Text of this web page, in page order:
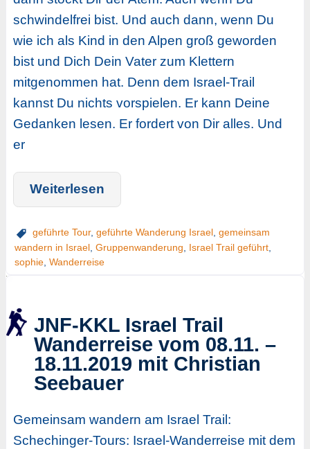
schwindelfrei bist. Und auch dann, wenn Du
wie ich als Kind in den Alpen groß geworden
bist und Dich Dein Vater zum Klettern
mitgenommen hat. Denn dem Israel-Trail
kannst Du nichts vorspielen. Er kann Deine
Gedanken lesen. Er fordert von Dir alles. Und
er
Weiterlesen
geführte Tour, geführte Wanderung Israel, gemeinsam
wandern in Israel, Gruppenwanderung, Israel Trail geführt,
sophie, Wanderreise
JNF-KKL Israel Trail
Wanderreise vom 08.11. –
18.11.2019 mit Christian
Seebauer
Gemeinsam wandern am Israel Trail:
Schechinger-Tours: Israel-Wanderreise mit dem